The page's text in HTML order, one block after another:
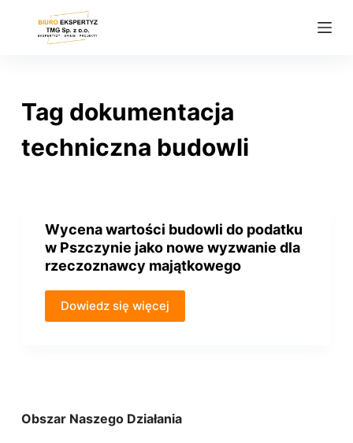
ź
Tag dokumentacja
techniczna budowli
Wycena wartości budowli do podatku
w Pszczynie jako nowe wyzwanie dla
rzeczoznawcy majątkowego
Dowiedz się więcej
Obszar Naszego Działania